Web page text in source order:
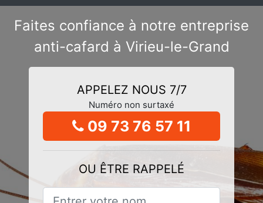
Faites confiance à notre entreprise
anti-cafard à Virieu-le-Grand
APPELEZ NOUS 7/7
Numéro non surtaxé
09 73 76 57 11
OU ÊTRE RAPPELÉ